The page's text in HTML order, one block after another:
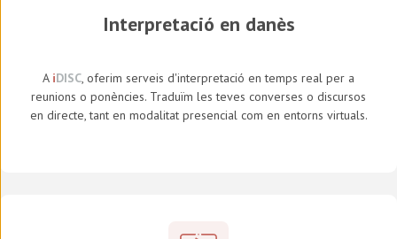
Interpretació en danès
A iDISC, oferim serveis d'interpretació en temps real per a
reunions o ponències. Traduïm les teves converses o discursos
en directe, tant en modalitat presencial com en entorns virtuals.